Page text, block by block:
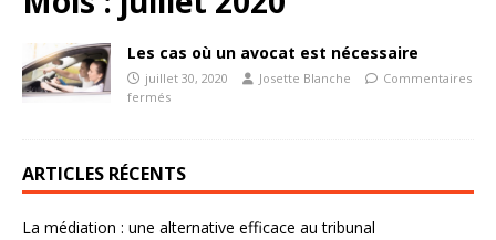
Les cas où un avocat est nécessaire
juillet 30, 2020 Josette Blanche
Commentaires
fermés
ARTICLES RÉCENTS
La médiation : une alternative efficace au tribunal